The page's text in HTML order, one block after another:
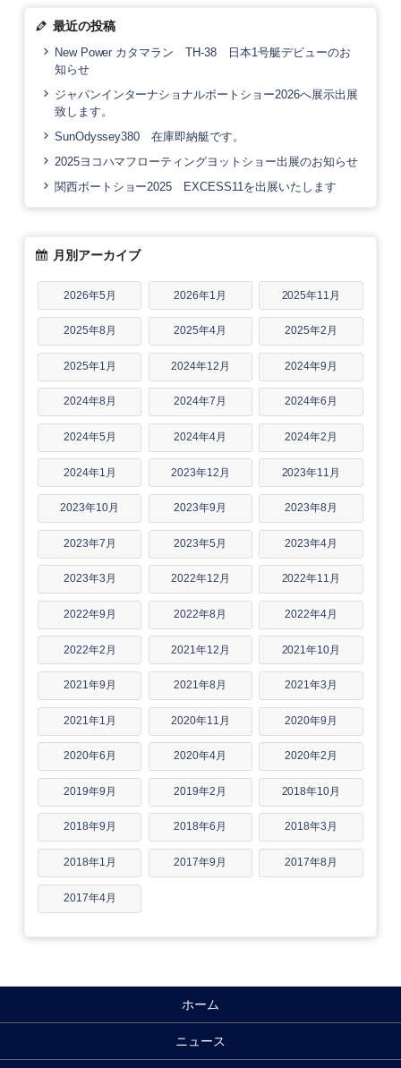
最近の投稿
New Power カタマラン TH-38 日本1号艇デビューのお
知らせ
ジャパンインターナショナルボートショー2026へ展示出展
致します。
SunOdyssey380 在庫即納艇です。
2025ヨコハマフローティングヨットショー出展のお知らせ
関西ボートショー2025 EXCESS11を出展いたします
月別アーカイブ
2026年5月 2026年1月 2025年11月
2025年8月 2025年4月 2025年2月
2025年1月 2024年12月 2024年9月
2024年8月 2024年7月 2024年6月
2024年5月 2024年4月 2024年2月
2024年1月 2023年12月 2023年11月
2023年10月 2023年9月 2023年8月
2023年7月 2023年5月 2023年4月
2023年3月 2022年12月 2022年11月
2022年9月 2022年8月 2022年4月
2022年2月 2021年12月 2021年10月
2021年9月 2021年8月 2021年3月
2021年1月 2020年11月 2020年9月
2020年6月 2020年4月 2020年2月
2019年9月 2019年2月 2018年10月
2018年9月 2018年6月 2018年3月
2018年1月 2017年9月 2017年8月
2017年4月
ホーム
ニュース